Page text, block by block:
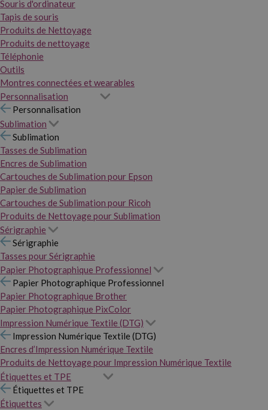
Souris d'ordinateur
Tapis de souris
Produits de Nettoyage
Produits de nettoyage
Téléphonie
Outils
Montres connectées et wearables
Personnalisation
Personnalisation
Sublimation
Sublimation
Tasses de Sublimation
Encres de Sublimation
Cartouches de Sublimation pour Epson
Papier de Sublimation
Cartouches de Sublimation pour Ricoh
Produits de Nettoyage pour Sublimation
Sérigraphie
Sérigraphie
Tasses pour Sérigraphie
Papier Photographique Professionnel
Papier Photographique Professionnel
Papier Photographique Brother
Papier Photographique PixColor
Impression Numérique Textile (DTG)
Impression Numérique Textile (DTG)
Encres d’Impression Numérique Textile
Produits de Nettoyage pour Impression Numérique Textile
Étiquettes et TPE
Étiquettes et TPE
Étiquettes